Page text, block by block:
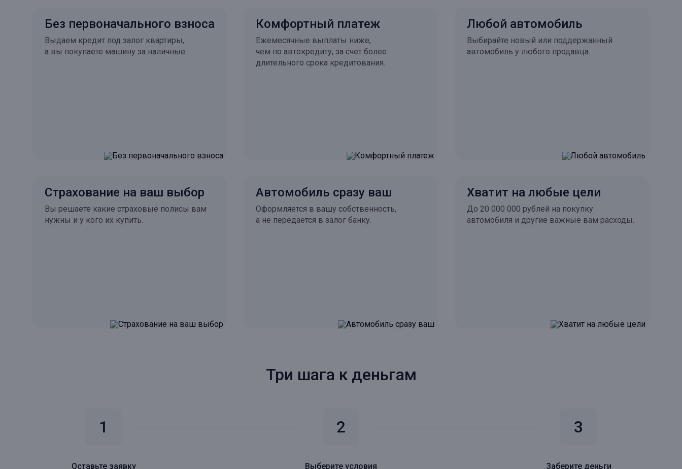
Без первоначального взноса
Выдаем кредит под залог квартиры,
а вы покупаете машину за наличные.
Комфортный платеж
Ежемесячные выплаты ниже,
чем по автокредиту, за счет более
длительного срока кредитования.
Любой автомобиль
Выбирайте новый или поддержанный
автомобиль у любого продавца.
Страхование на ваш выбор
Вы решаете какие страховые полисы вам
нужны и у кого их купить.
Автомобиль сразу ваш
Оформляется в вашу собственность,
а не передается в залог банку.
Хватит на любые цели
До 20 000 000 рублей на покупку
автомобиля и другие важные вам расходы.
Три шага к деньгам
Оставьте заявку Выберите условия Заберите деньги